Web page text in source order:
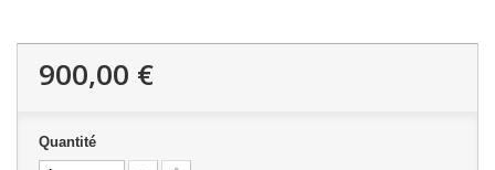
900,00 €
Quantité